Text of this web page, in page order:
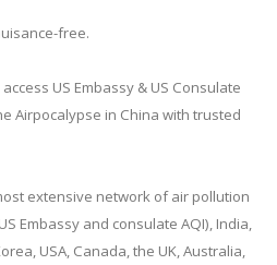
free.
US Embassy & US Consulate
Airpocalypse in China with trusted
extensive network of air pollution
Embassy and consulate AQI), India,
USA, Canada, the UK, Australia,